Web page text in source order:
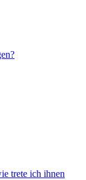
trete ich ihnen